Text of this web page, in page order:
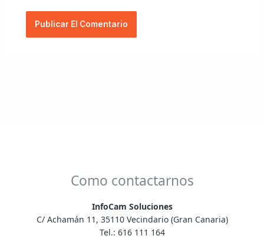
Como contactarnos
InfoCam Soluciones
C/ Achamán 11, 35110 Vecindario (Gran Canaria)
Tel.: 616 111 164